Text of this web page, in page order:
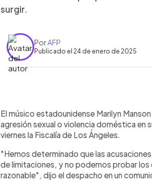
surgir.
PorAFP
Publicado el 24 de enero de 2025
Escuchar artículo
El músico estadounidense Marilyn
agresión sexual o violencia doméstica
viernes la Fiscalía de Los Ángeles.
"Hemos determinado que las
de limitaciones, y no podemos probar los
razonable", dijo el despacho en un